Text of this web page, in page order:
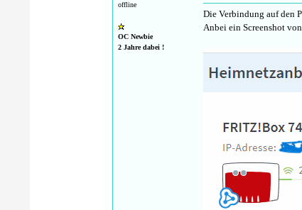
offline
OC Newbie
2 Jahre dabei !
Die Verbindung auf den
Anbei ein Screenshot